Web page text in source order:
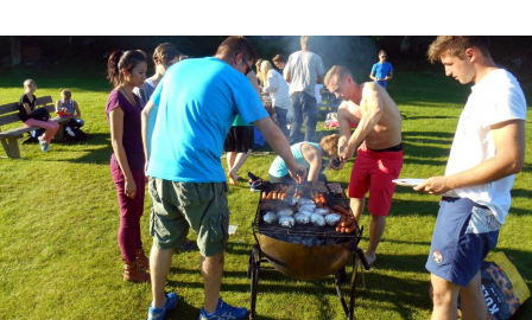
i
l
l
o
w
o
r
k
t
e
r
s
w
e
t
o
f